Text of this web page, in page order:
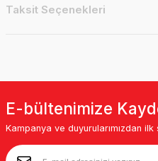
Taksit Seçenekleri
E-bültenimize
Kampanya ve duyurularımızdan